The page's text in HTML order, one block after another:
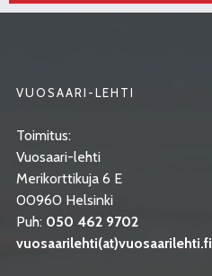
VUOSAARI-LEHTI
Toimitus:
Vuosaari-lehti
Merikorttikuja 6 E
00960 Helsinki
Puh: 050 462 9702
vuosaarilehti(at)vuosaarilehti.fi